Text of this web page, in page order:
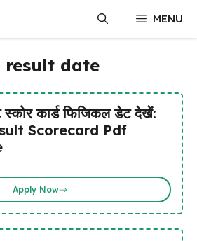
MENU
result date
स्कोर कार्ड फिजिकल डेट देखें:
Scorecard Pdf
Apply Now